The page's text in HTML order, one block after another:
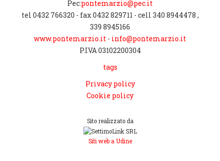
Pec:pontemarzio@pec.it
tel 0432 766320 - fax 0432 829711 - cell 340 8944478 ,
339 8945166
www.pontemarzio.it - info@pontemarzio.it
P.IVA 03102200304
tags
Privacy policy
Cookie policy
Sito realizzato da
Siti web a Udine